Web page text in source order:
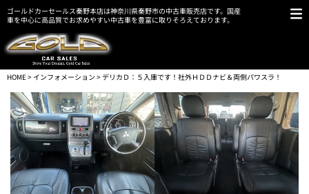
ゴールドカーセールス秦野本店は神奈川県秦野市の中古車販売店です。国産
車を中心に高品質でお求めやすい中古車を豊富に取りそろえております。
HOME> インフォメーション > デリカＤ：５入庫です！社外ＨＤＤナビ＆両側パワスラ！